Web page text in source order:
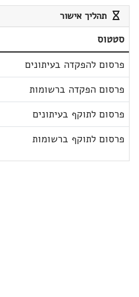
תהליך אישור
סטטוס
פרסום להפקדה בעיתונים
פרסום הפקדה ברשומות
פרסום לתוקף בעיתונים
פרסום לתוקף ברשומות